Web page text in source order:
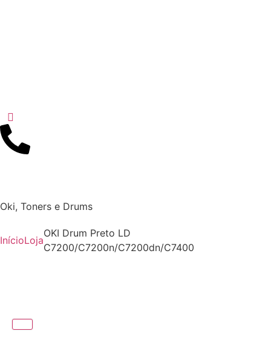
Oki, Toners e Drums
InícioLoja
OKI Drum Preto LD
C7200/C7200n/C7200dn/C7400